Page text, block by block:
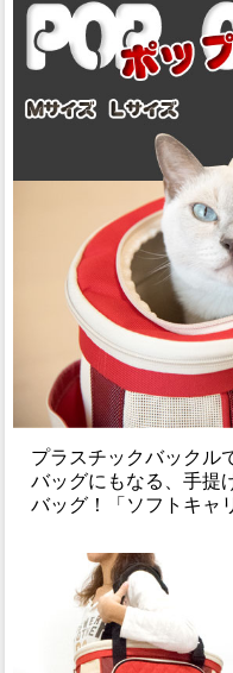
プラスチックバックル
バッグにもなる、手提
バッグ！「ソフトキャ